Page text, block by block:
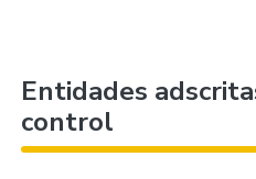
Entidades
control